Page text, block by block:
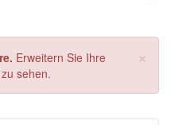
×
Erweitern Sie Ihre
sehen.